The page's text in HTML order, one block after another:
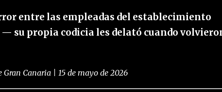
entre las empleadas del establecimiento
su propia codicia les delató cuando
Gran Canaria | 15 de mayo de 2026